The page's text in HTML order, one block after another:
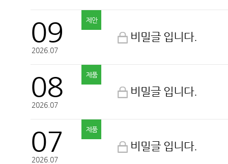
09
2026.07
제안
비밀글 입니다.
08
2026.07
제품
비밀글 입니다.
07
2026.07
제품
비밀글 입니다.